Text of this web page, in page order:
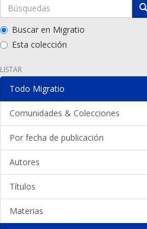
Buscar en Migratio
Esta colección
LISTAR
Todo Migratio
Comunidades & Colecciones
Por fecha de publicación
Autores
Títulos
Materias